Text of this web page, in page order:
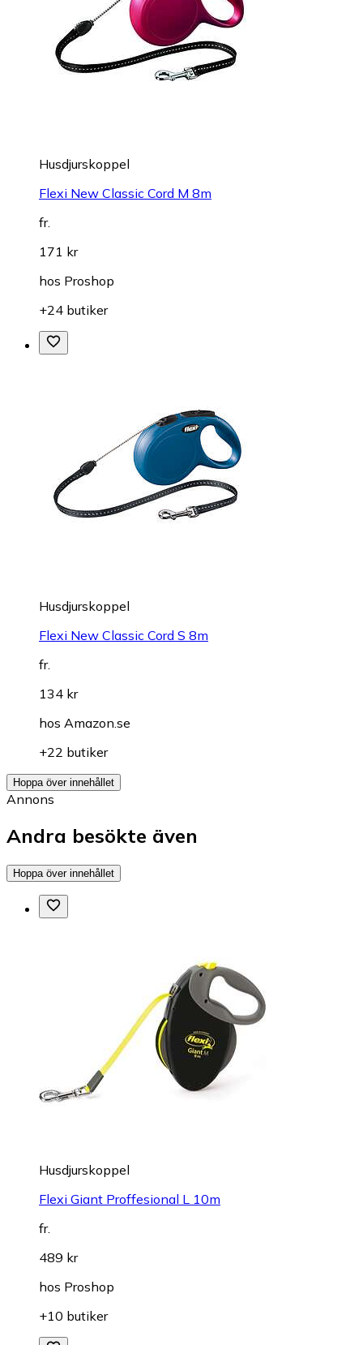
Husdjurskoppel
Flexi New Classic Cord M 8m
fr.
171 kr
hos Proshop
+24 butiker
Husdjurskoppel
Flexi New Classic Cord S 8m
fr.
134 kr
hos Amazon.se
+22 butiker
Hoppa över innehållet
Annons
Andra besökte även
Hoppa över innehållet
Husdjurskoppel
Flexi Giant Proffesional L 10m
fr.
489 kr
hos Proshop
+10 butiker